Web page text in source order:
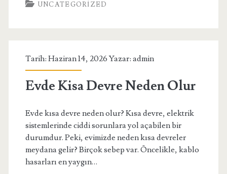
Servislerinde
Arizalar
UNCATEGORIZED
Tarih: Haziran 14, 2026 Yazar: admin
Evde Kisa Devre Neden Olur
Evde kısa devre neden olur? Kısa devre, elektrik
sistemlerinde ciddi sorunlara yol açabilen bir
durumdur. Peki, evimizde neden kısa devreler
meydana gelir? Birçok sebep var. Öncelikle, kablo
hasarları en yaygın…